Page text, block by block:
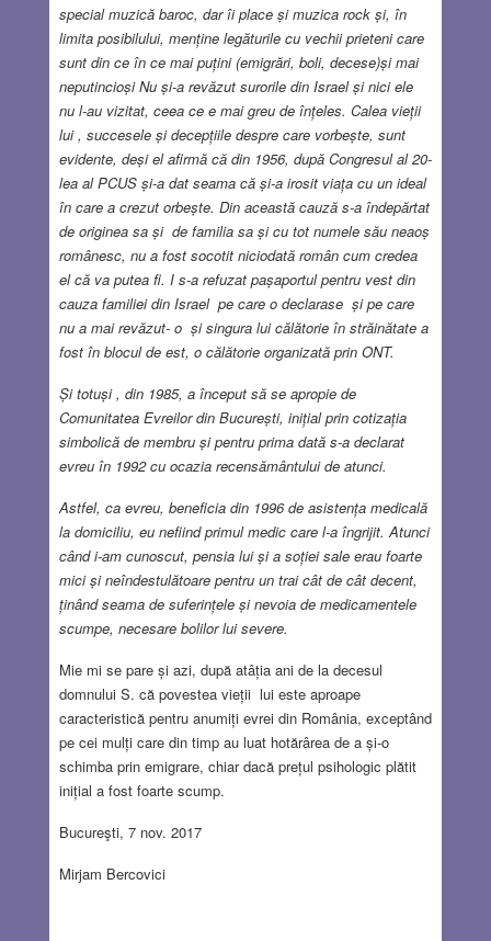
special muzică baroc, dar îi place și muzica rock și, în
limita posibilului, menține legăturile cu vechii prieteni care
sunt din ce în ce mai puțini (emigrări, boli, decese)și mai
neputincioși Nu și-a revăzut surorile din Israel și nici ele
nu l-au vizitat, ceea ce e mai greu de înțeles. Calea vieții
lui , succesele și decepțiile despre care vorbește, sunt
evidente, deși el afirmă că din 1956, după Congresul al 20-
lea al PCUS și-a dat seama că și-a irosit viața cu un ideal
în care a crezut orbește. Din această cauză s-a îndepărtat
de originea sa și de familia sa și cu tot numele său neaoș
românesc, nu a fost socotit niciodată român cum credea
el că va putea fi. I s-a refuzat pașaportul pentru vest din
cauza familiei din Israel pe care o declarase și pe care
nu a mai revăzut- o și singura lui călătorie în străinătate a
fost în blocul de est, o călătorie organizată prin ONT.
Și totuși , din 1985, a început să se apropie de
Comunitatea Evreilor din București, inițial prin cotizația
simbolică de membru și pentru prima dată s-a declarat
evreu în 1992 cu ocazia recensământului de atunci.
Astfel, ca evreu, beneficia din 1996 de asistența medicală
la domiciliu, eu nefiind primul medic care l-a îngrijit. Atunci
când i-am cunoscut, pensia lui și a soției sale erau foarte
mici și neîndestulătoare pentru un trai cât de cât decent,
ținând seama de suferințele și nevoia de medicamentele
scumpe, necesare bolilor lui severe.
Mie mi se pare și azi, după atâția ani de la decesul
domnului S. că povestea vieții lui este aproape
caracteristică pentru anumiți evrei din România, exceptând
pe cei mulți care din timp au luat hotărârea de a și-o
schimba prin emigrare, chiar dacă prețul psihologic plătit
inițial a fost foarte scump.
Bucureşti, 7 nov. 2017
Mirjam Bercovici